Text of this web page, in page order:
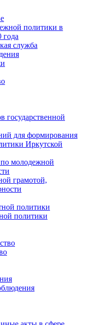
политики в
года
служба
государственной
для формирования
Иркутской
молодежной
грамотой,
политики
политики